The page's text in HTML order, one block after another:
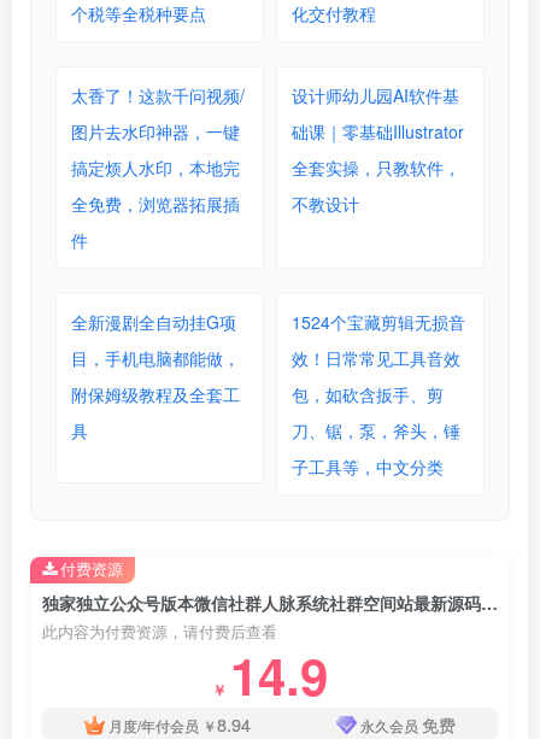
个税等全税种要点
化交付教程
太香了！这款千问视频/
图片去水印神器，一键
搞定烦人水印，本地完
全免费，浏览器拓展插
件
设计师幼儿园AI软件基
础课｜零基础Illustrator
全套实操，只教软件，
不教设计
全新漫剧全自动挂G项
目，手机电脑都能做，
附保姆级教程及全套工
具
1524个宝藏剪辑无损音
效！日常常见工具音效
包，如砍含扳手、剪
刀、锯，泵，斧头，锤
子工具等，中文分类
独家独立公众号版本微信社群人脉系统社群空间站最新源码全开源+详细教程
此内容为付费资源，请付费后查看
￥ 14.9
月度/年付会员 ￥8.94 永久会员 免费
付费资源